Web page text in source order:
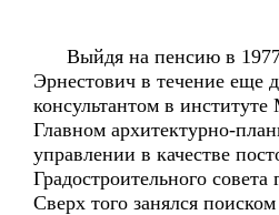
Выйдя на пенсию в 1977
Эрнестович в течение еще
консультантом в
Главном архитектурно-
управлении в качестве
Градостроительного
Сверх того занялся